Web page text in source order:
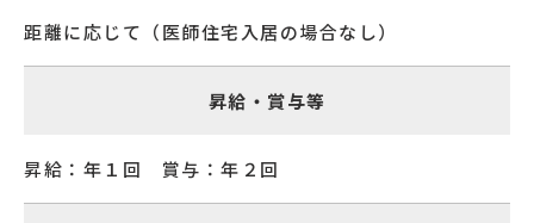
距離に応じて（医師住宅入居の場合なし）
昇給・賞与等
昇給：年１回 賞与：年２回